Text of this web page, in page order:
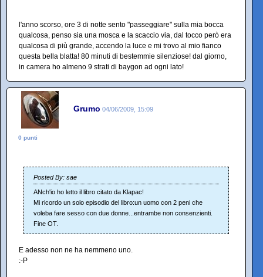
l'anno scorso, ore 3 di notte sento "passeggiare" sulla mia bocca
qualcosa, penso sia una mosca e la scaccio via, dal tocco però era
qualcosa di più grande, accendo la luce e mi trovo al mio fianco
questa bella blatta! 80 minuti di bestemmie silenziose! dal giorno,
in camera ho almeno 9 strati di baygon ad ogni lato!
Grumo 04/06/2009, 15:09
0 punti
Posted By: sae
ANch'io ho letto il libro citato da Klapac!
Mi ricordo un solo episodio del libro:un uomo con 2 peni che
voleba fare sesso con due donne...entrambe non consenzienti.
Fine OT.
E adesso non ne ha nemmeno uno.
:-P